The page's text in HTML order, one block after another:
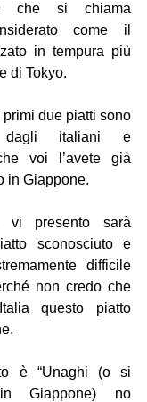
che si chiama
come il
in tempura più
di Tokyo.
due piatti sono
dagli italiani e
voi l’avete già
in Giappone.
presento sarà
sconosciuto e
difficile
non credo che
questo piatto
è “Unaghi (o si
Giappone) no